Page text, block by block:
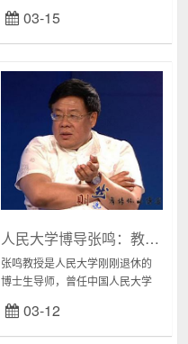
邦。遇难的老师名叫郭绍伟，云
南省凤庆县人，今年46岁，之前
03-15
人民大学博导张鸣：教授评级是恶政
张鸣教授是人民大学刚刚退休的
博士生导师，曾任中国人民大学
众号里发表了退休感言，紧接着
又发表了一篇《“装”的感言》为之
03-12